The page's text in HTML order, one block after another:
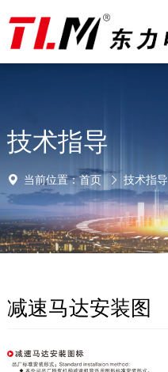
技术指导
当前位置：首页 技术指导
减速马达安装图